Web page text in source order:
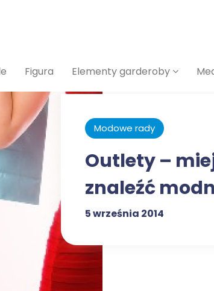
Figura Elementy garderoby
Modowe rady
Outlety –
znaleźć
5 września 2014